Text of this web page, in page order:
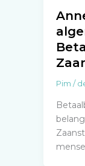
Pim /